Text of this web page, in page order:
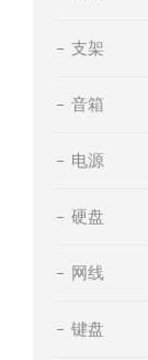
支架
音箱
电源
硬盘
网线
键盘